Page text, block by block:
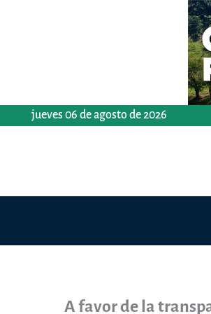
jueves 06 de agosto de 2026
A favor de la